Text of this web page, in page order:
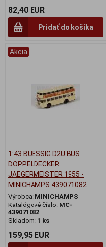
82,40 EUR
Pridať do košíka
Akcia
1:43 BUESSIG D2U BUS
DOPPELDECKER
JAEGERMEISTER 1955 -
MINICHAMPS 439071082
Výrobca: MINICHAMPS
Katalógové číslo: MC-
439071082
Skladom: 1 ks
159,95 EUR